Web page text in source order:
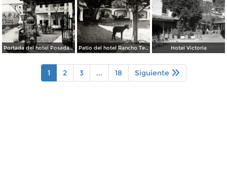
Portada del hotel Posada de la Misión Patio del hotel Rancho Telva Hotel Victoria
1 2 3 ... 18 Siguiente